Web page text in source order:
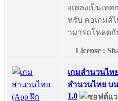
งเพลงเป็นเท
หรับ คอเกมส์
ามารถโหลดกั
License :
เกมสำนวนไท
สำนวนไทย บ
1.0